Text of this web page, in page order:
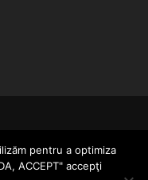
pentru a optimiza
ACCEPT" accepţi